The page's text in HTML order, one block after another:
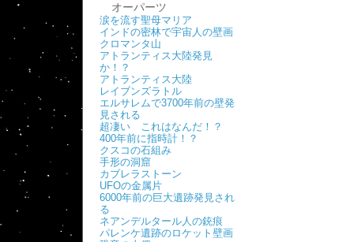
オーパーツ
涙を流す聖母マリア
インドの密林で宇宙人の壁画
クロマンタ山
アトランティス大陸発見
か！？
アトランティス大陸
レイブンズラトル
エルサレムで3700年前の壁発
見される
超凄い これはなんだ！？
400年前に指時計！？
クスコの石組み
手形の洞窟
カブレラストーン
UFOの金属片
6000年前の巨大遺跡発見され
る
ネアンデルタール人の銃痕
パレンケ遺跡のロケット壁画